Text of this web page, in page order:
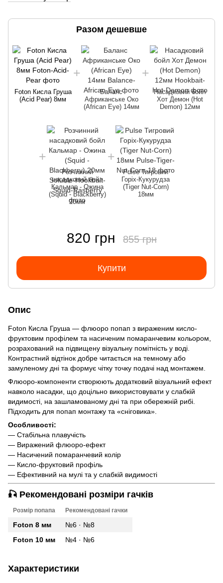
Разом дешевше
Foton Кисла Груша
(Acid Pear) 8мм
Баланс
Африканське Око
(African Eye) 14мм
Насадковий бойл
Хот Демон (Hot
Demon) 12мм
Розчинний
насадковий бойл
Кальмар - Ожина
(Squid - Blackberry)
20мм
Pulse Тигровий
Горіх-Кукурудза
(Tiger Nut-Corn)
18мм
820 грн 855 грн
Купити
Опис
Foton Кисла Груша — флюоро попап з вираженим кисло-
фруктовим профілем та насиченим помаранчевим кольором,
розрахований на підвищену візуальну помітність у воді.
Контрастний відтінок добре читається на темному або
замуленому дні та формує чітку точку подачі над монтажем.
Флюоро-компоненти створюють додатковий візуальний ефект
навколо насадки, що доцільно використовувати у слабкій
видимості, на зашламованому дні та при обережній рибі.
Підходить для попап монтажу та «сніговика».
Особливості:
— Стабільна плавучість
— Виражений флюоро-ефект
— Насичений помаранчевий колір
— Кисло-фруктовий профіль
— Ефективний на мулі та у слабкій видимості
🎣 Рекомендовані розміри гачків
Розмір попапа Рекомендовані гачки
Foton 8 мм
№6 · №8
Foton 10 мм
№4 · №6
Характеристики